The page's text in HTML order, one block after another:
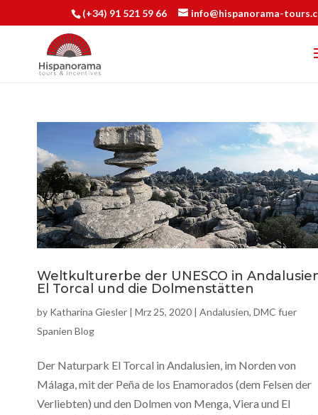
(+34) 91 521 59 66 info@hispanorama-
Weltkulturerbe der UNESCO in
El Torcal und die Dolmenstätten
by Katharina Giesler | Mrz 25, 2020 | Andalusien, DMC fuer
Spanien Blog
Der Naturpark El Torcal in Andalusien, im Norden von
Málaga, mit der Peña de los Enamorados (dem Felsen der
Verliebten) und den Dolmen von Menga, Viera und El